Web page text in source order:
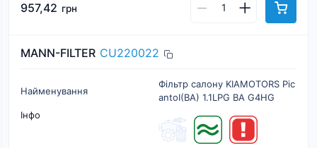
957,42 грн
MANN-FILTER CU220022
Найменування
Фільтр салону KIAMOTORS Pic
antoI(BA) 1.1LPG BA G4HG
Інфо